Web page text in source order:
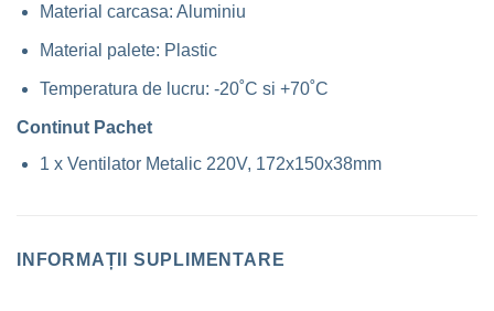
Material carcasa: Aluminiu
Material palete: Plastic
Temperatura de lucru: -20˚C si +70˚C
Continut Pachet
1 x Ventilator Metalic 220V, 172x150x38mm
INFORMAȚII SUPLIMENTARE